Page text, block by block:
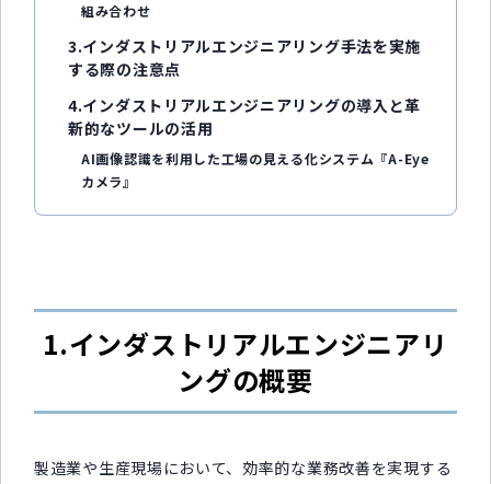
組み合わせ
3.インダストリアルエンジニアリング手法を実施
する際の注意点
4.インダストリアルエンジニアリングの導入と革
新的なツールの活用
AI画像認識を利用した工場の見える化システム『A-Eye
カメラ』
1.インダストリアルエンジニアリ
ングの概要
製造業や生産現場において、効率的な業務改善を実現する